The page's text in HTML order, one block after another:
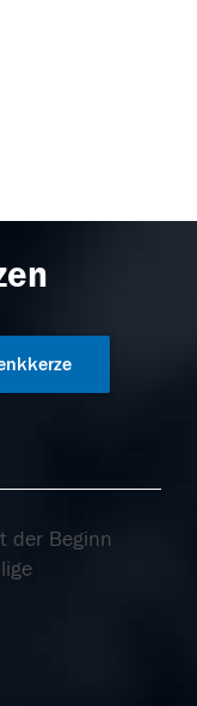
der Beginn